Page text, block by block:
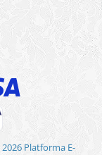
Platforma E-